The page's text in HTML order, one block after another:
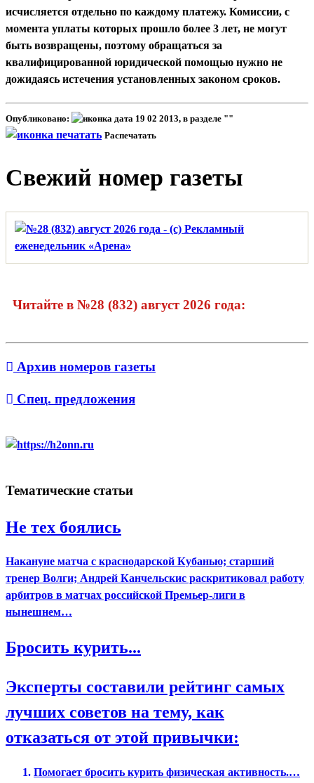
исчисляется отдельно по каждому платежу. Комиссии, с
момента уплаты которых прошло более 3 лет, не могут
быть возвращены, поэтому обращаться за
квалифицированной юридической помощью нужно не
дожидаясь истечения установленных законом сроков.
Опубликовано:
19 02 2013, в разделе ""
Распечатать
Свежий номер газеты
Читайте в №28 (832) август 2026 года:
Архив номеров газеты
Спец. предложения
Тематические статьи
Не тех боялись
Накануне матча с краснодарской Кубанью; старший
тренер Волги; Андрей Канчельскис раскритиковал работу
арбитров в матчах российской Премьер-лиги в
нынешнем…
Бросить курить...
Эксперты составили рейтинг самых
лучших советов на тему, как
отказаться от этой привычки:
Помогает бросить курить физическая активность.…